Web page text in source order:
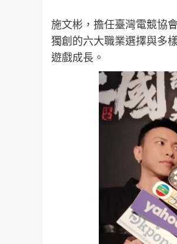
施文彬，擔任臺灣電競協
獨創的六大職業選擇與多
遊戲成長。